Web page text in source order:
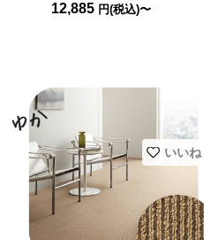
12,885 円(税込)〜
いいね